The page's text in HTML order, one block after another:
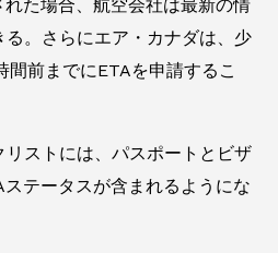
た場合、航空会社は最新の情
。さらにエア・カナダは、少
間前までにETAを申請するこ
ストには、パスポートとビザ
テータスが含まれるようにな